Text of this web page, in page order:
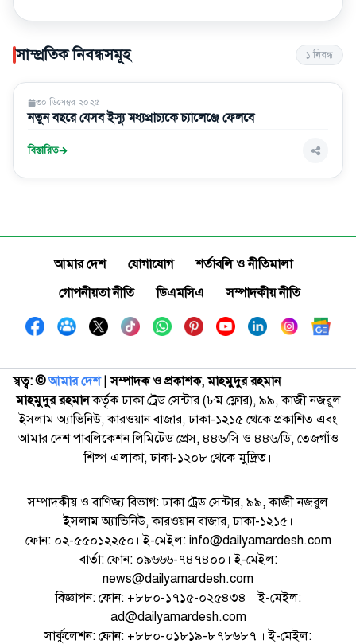
সাম্প্রতিক নিবন্ধসমূহ ১ নিবন্ধ
মতামত
৩০ ডিসেম্বর ২০২৫
নতুন বছরে যেসব ইস্যু মধ্যপ্রাচ্যকে চ্যালেঞ্জে ফেলবে
বিস্তারিত
আমার দেশ যোগাযোগ
শর্তাবলি ও নীতিমালা
গোপনীয়তা নীতি
ডিএমসিএ সম্পাদকীয় নীতি
স্বত্ব: ©️আমার দেশ| সম্পাদক ও প্রকাশক, মাহমুদুর রহমান
মাহমুদুর রহমানকর্তৃক ঢাকা ট্রেড সেন্টার (৮ম ফ্লোর), ৯৯, কাজী নজরুল
ইসলাম অ্যাভিনিউ, কারওয়ান বাজার, ঢাকা-১২১৫ থেকে প্রকাশিত এবং
আমার দেশ পাবলিকেশন লিমিটেড প্রেস, ৪৪৬/সি ও ৪৪৬/ডি, তেজগাঁও
শিল্প এলাকা, ঢাকা-১২০৮ থেকে মুদ্রিত।
সম্পাদকীয় ও বাণিজ্য বিভাগ: ঢাকা ট্রেড সেন্টার, ৯৯, কাজী নজরুল
ইসলাম অ্যাভিনিউ, কারওয়ান বাজার, ঢাকা-১২১৫।
ফোন: ০২-৫৫০১২২৫০। ই-মেইল: info@dailyamardesh.com
বার্তা: ফোন: ০৯৬৬৬-৭৪৭৪০০। ই-মেইল:
news@dailyamardesh.com
বিজ্ঞাপন: ফোন: +৮৮০-১৭১৫-০২৫৪৩৪ । ই-মেইল:
ad@dailyamardesh.com
সার্কুলেশন: ফোন: +৮৮০-০১৮১৯-৮৭৮৬৮৭ । ই-মেইল: